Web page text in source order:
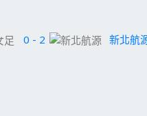
0 - 2 新北航